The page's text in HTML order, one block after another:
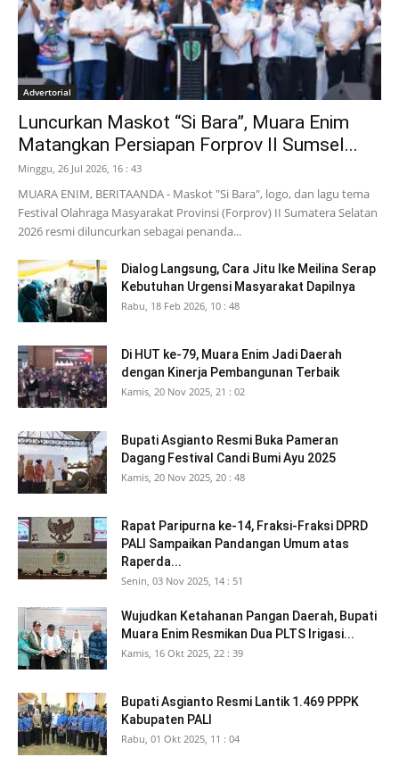
Advertorial
Luncurkan Maskot “Si Bara”, Muara Enim
Matangkan Persiapan Forprov II Sumsel...
Minggu, 26 Jul 2026, 16 : 43
MUARA ENIM, BERITAANDA - Maskot "Si Bara", logo, dan lagu tema
Festival Olahraga Masyarakat Provinsi (Forprov) II Sumatera Selatan
2026 resmi diluncurkan sebagai penanda...
Dialog Langsung, Cara Jitu Ike Meilina Serap
Kebutuhan Urgensi Masyarakat Dapilnya
Rabu, 18 Feb 2026, 10 : 48
Di HUT ke-79, Muara Enim Jadi Daerah
dengan Kinerja Pembangunan Terbaik
Kamis, 20 Nov 2025, 21 : 02
Bupati Asgianto Resmi Buka Pameran
Dagang Festival Candi Bumi Ayu 2025
Kamis, 20 Nov 2025, 20 : 48
Rapat Paripurna ke-14, Fraksi-Fraksi DPRD
PALI Sampaikan Pandangan Umum atas
Raperda...
Senin, 03 Nov 2025, 14 : 51
Wujudkan Ketahanan Pangan Daerah, Bupati
Muara Enim Resmikan Dua PLTS Irigasi...
Kamis, 16 Okt 2025, 22 : 39
Bupati Asgianto Resmi Lantik 1.469 PPPK
Kabupaten PALI
Rabu, 01 Okt 2025, 11 : 04